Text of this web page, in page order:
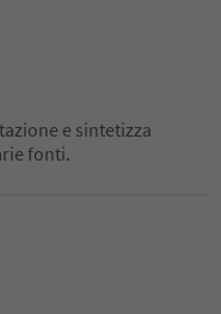
e sintetizza
fonti.